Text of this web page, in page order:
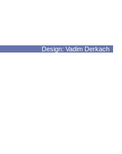
Design: Vadim Derkach